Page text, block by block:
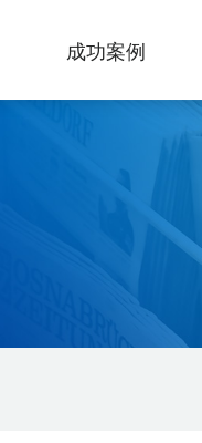
成功案例